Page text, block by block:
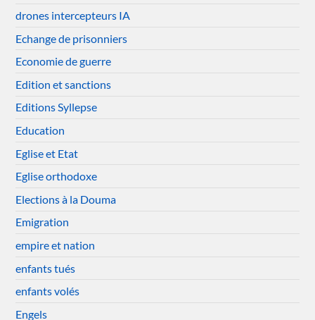
drones intercepteurs IA
Echange de prisonniers
Economie de guerre
Edition et sanctions
Editions Syllepse
Education
Eglise et Etat
Eglise orthodoxe
Elections à la Douma
Emigration
empire et nation
enfants tués
enfants volés
Engels